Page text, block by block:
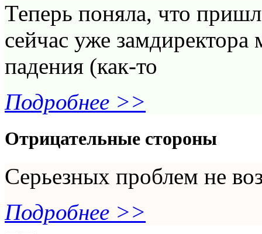
Теперь поняла, что
сейчас уже
падения (как-то
Подробнее >>
Отрицательные стороны
Серьезных проблем не
Подробнее >>